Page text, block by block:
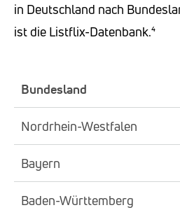
in Deutschland nach
ist die Listflix-Datenbank.⁴
Bundesland
Nordrhein-Westfalen
Bayern
Baden-Württemberg